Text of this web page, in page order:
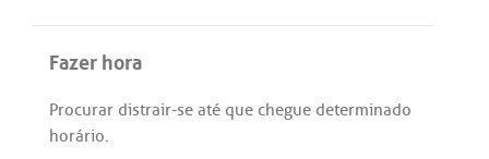
Fazer hora
Procurar distrair-se até que chegue determinado
horário.